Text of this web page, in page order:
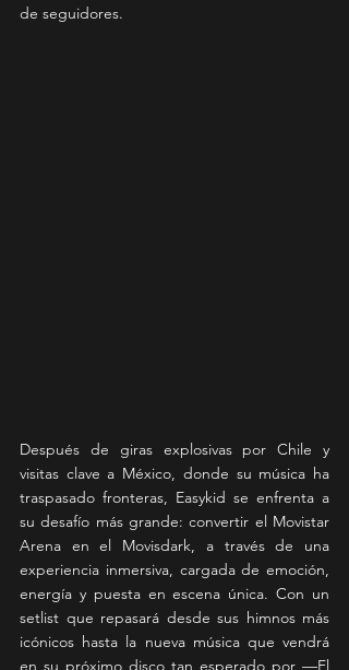
de seguidores.
Después de giras explosivas por Chile y
visitas clave a México, donde su música ha
traspasado fronteras, Easykid se enfrenta a
su desafío más grande: convertir el Movistar
Arena en el Movisdark, a través de una
experiencia inmersiva, cargada de emoción,
energía y puesta en escena única. Con un
setlist que repasará desde sus himnos más
icónicos hasta la nueva música que vendrá
en su próximo disco tan esperado por —El